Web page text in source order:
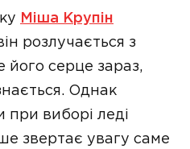
Міша Крупін
розлучається з
його серце зараз,
Однак
виборі леді
звертає увагу саме